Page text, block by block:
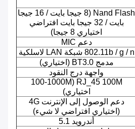
Nand Flash (8 جيجا بايت / 16 جيجا
بايت / 32 جيجا بايت افتراضي
اختياري 8 جيجا)
دعم MIC
802.11b / g / n شبكة LAN لاسلكية
مدمج BT3.0 (اختياري)
واجهة درج النقود
RJ_45 100M (100-1000M
اختياري)
دعم الوصول إلى الإنترنت 4G
(اختياري افتراضي لا شيء)
أندرويد 5.1